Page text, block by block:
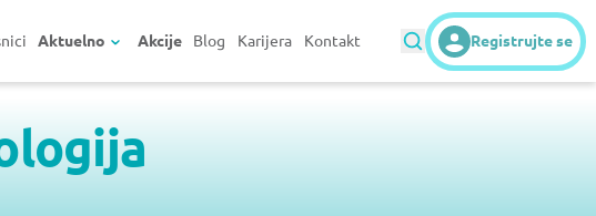
Aktuelno Akcije Blog Karijera Kontakt Registrujte se